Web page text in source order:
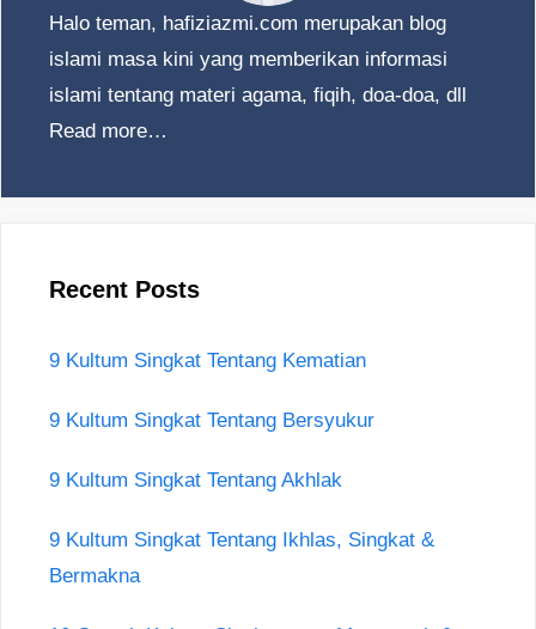
Halo teman, hafiziazmi.com merupakan blog
islami masa kini yang memberikan informasi
islami tentang materi agama, fiqih, doa-doa, dll
Read more…
Recent Posts
9 Kultum Singkat Tentang Kematian
9 Kultum Singkat Tentang Bersyukur
9 Kultum Singkat Tentang Akhlak
9 Kultum Singkat Tentang Ikhlas, Singkat &
Bermakna